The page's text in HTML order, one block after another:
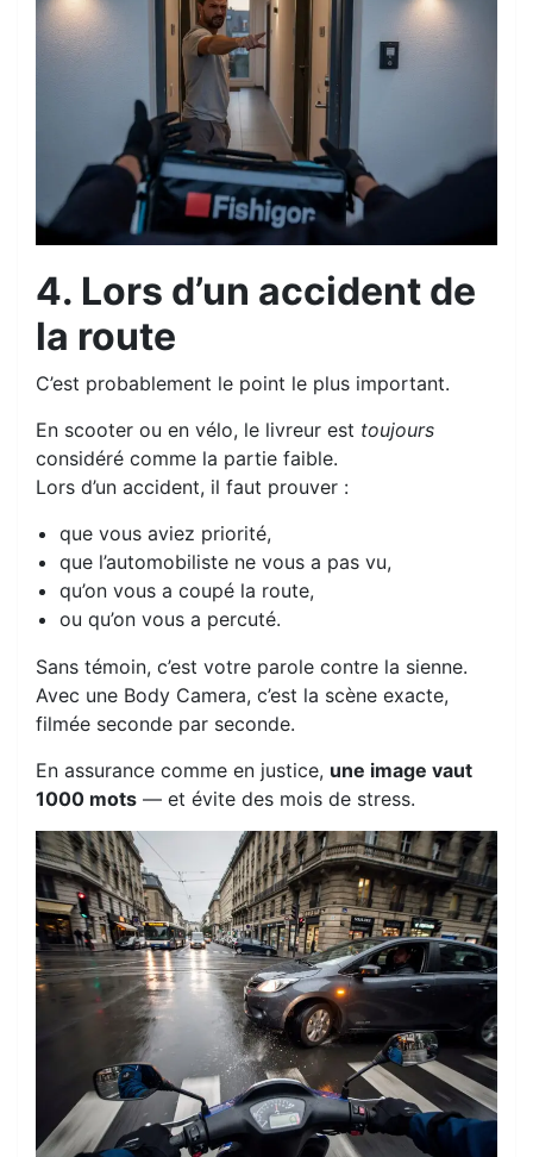
4. Lors d’un accident de
la route
C’est probablement le point le plus important.
En scooter ou en vélo, le livreur est toujours
considéré comme la partie faible.
Lors d’un accident, il faut prouver :
que vous aviez priorité,
que l’automobiliste ne vous a pas vu,
qu’on vous a coupé la route,
ou qu’on vous a percuté.
Sans témoin, c’est votre parole contre la sienne.
Avec une Body Camera, c’est la scène exacte,
filmée seconde par seconde.
En assurance comme en justice, une image vaut
1000 mots — et évite des mois de stress.